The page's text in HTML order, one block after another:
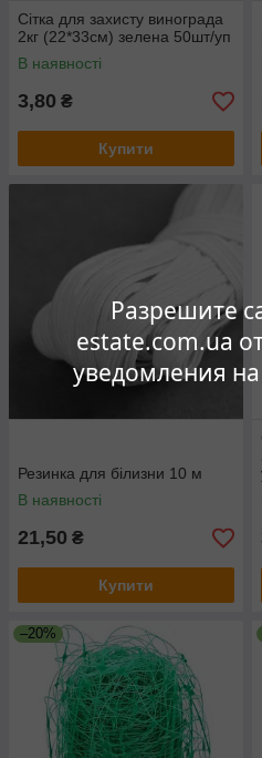
Разрешите
estate.com.ua
уведомления
Сітка для захисту винограда
2кг (22*33см) зелена 50шт/уп
В наявності
3,80 ₴
Купити
Резинка для білизни 10 м
В наявності
21,50 ₴
Купити
–20%